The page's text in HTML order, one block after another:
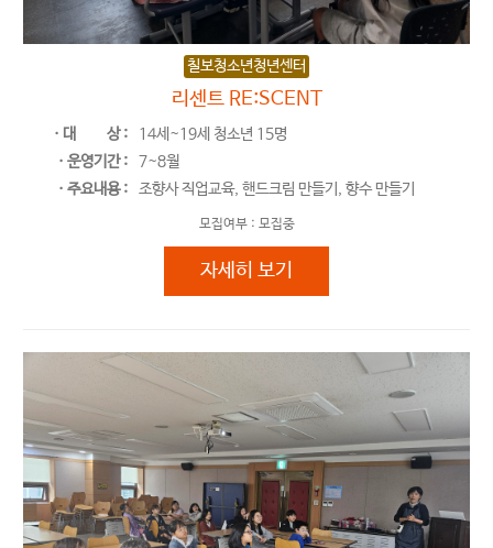
칠보청소년청년센터
리센트 RE:SCENT
ㆍ대 상 :
14세~19세 청소년 15명
ㆍ운영기간 :
7~8월
ㆍ주요내용 :
조향사 직업교육, 핸드크림 만들기, 향수 만들기
모집여부 : 모집중
리센트 RE:SCENT
자세히 보기